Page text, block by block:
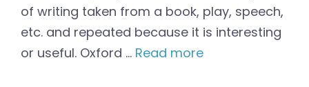
of writing taken from a book, play, speech,
etc. and repeated because it is interesting
or useful. Oxford … Read more